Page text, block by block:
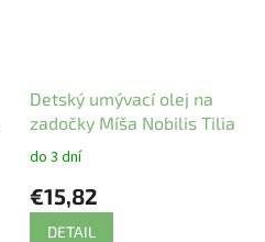
Detský umývací olej na
zadočky Míša Nobilis Tilia
do 3 dní
€15,82
DETAIL